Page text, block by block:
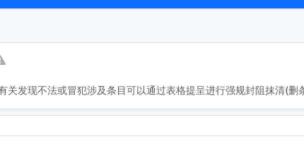
发现不法或冒犯涉及条目可以通过表格提呈进行强规封阻抹清(删